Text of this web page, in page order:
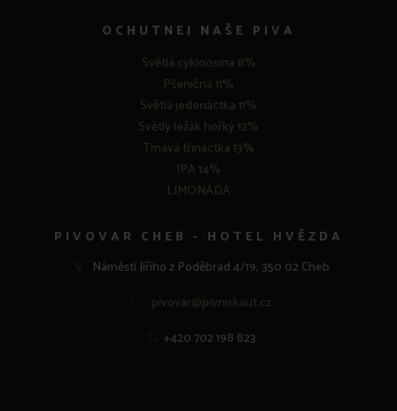
OCHUTNEJ NAŠE PIVA
Světlá cykloosma 8%
Pšeničná 11%
Světlá jedenáctka 11%
Světlý ležák hořký 12%
Tmavá třináctka 13%
IPA 14%
LIMONÁDA
PIVOVAR CHEB - HOTEL HVĚZDA
Náměstí Jiřího z Poděbrad 4/19, 350 02 Cheb
pivovar@pivniskaut.cz
+420 702 198 823